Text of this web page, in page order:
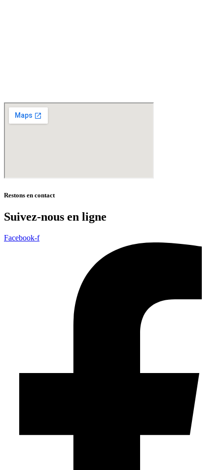
Restons en contact
Suivez-nous en ligne
Facebook-f